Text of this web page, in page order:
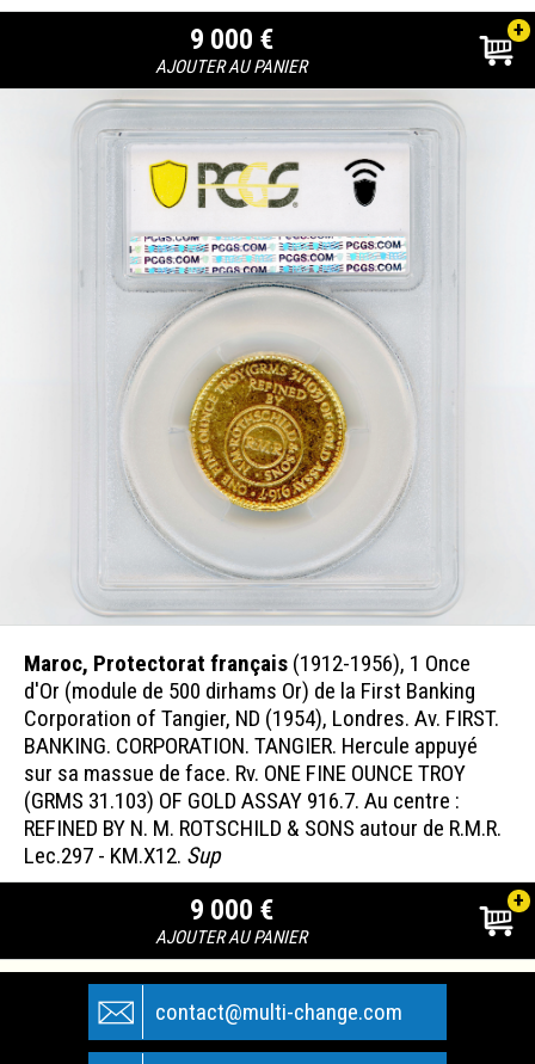
9 000 €
AJOUTER AU PANIER
+
Maroc, Protectorat français (1912-1956), 1 Once
d'Or (module de 500 dirhams Or) de la First Banking
Corporation of Tangier, ND (1954), Londres. Av. FIRST.
BANKING. CORPORATION. TANGIER. Hercule appuyé
sur sa massue de face. Rv. ONE FINE OUNCE TROY
(GRMS 31.103) OF GOLD ASSAY 916.7. Au centre :
REFINED BY N. M. ROTSCHILD & SONS autour de R.M.R.
Lec.297 - KM.X12. Sup
9 000 €
AJOUTER AU PANIER
+
contact@multi-change.com